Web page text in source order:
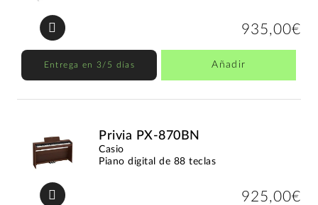
935,00€
Entrega en 3/5 días Añadir
Privia PX-870BN
Casio
Piano digital de 88 teclas
925,00€